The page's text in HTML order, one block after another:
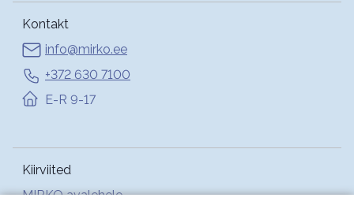
Kontakt
info@mirko.ee
+372 630 7100
E-R 9-17
Kiirviited
MIRKO avalehele